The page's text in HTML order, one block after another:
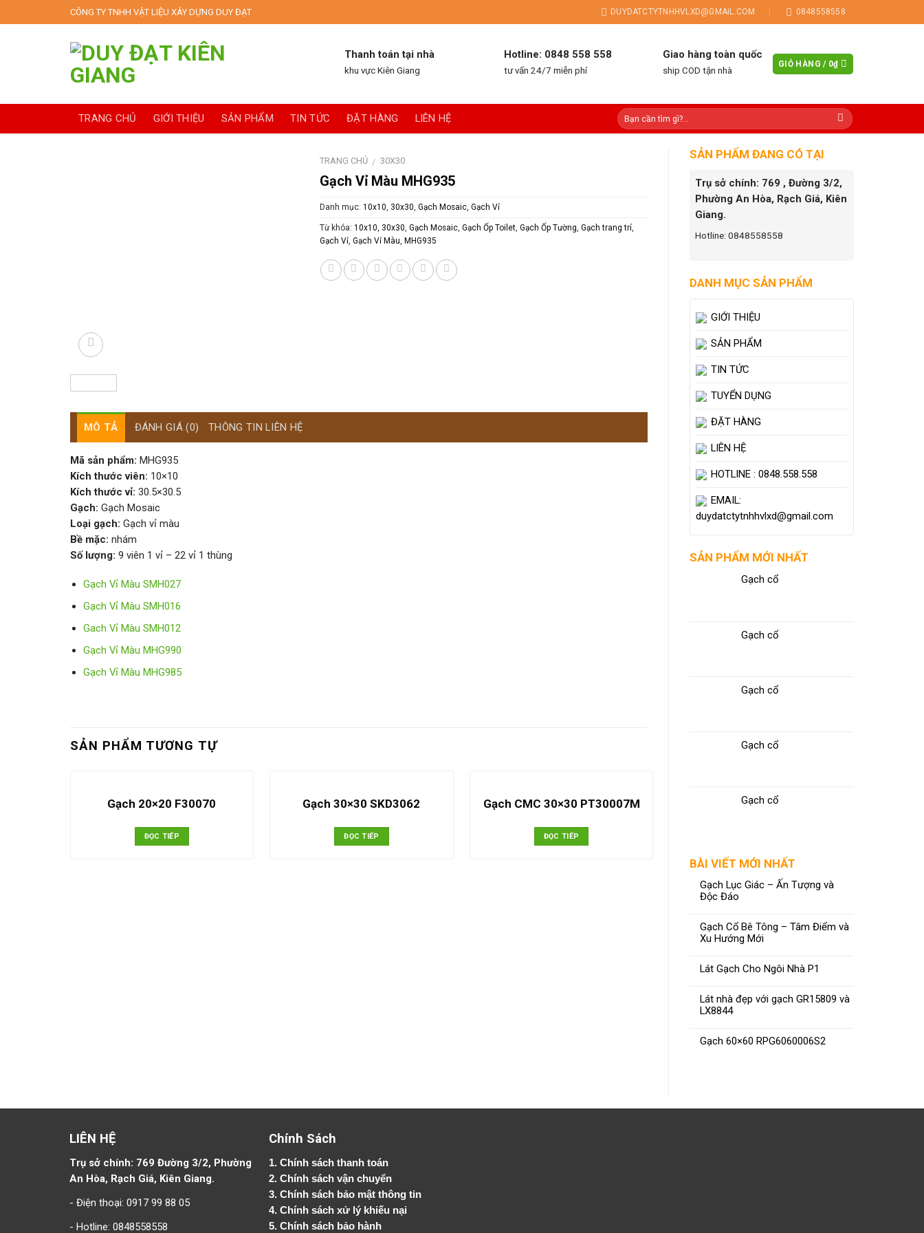
to
CÔNG TY TNHH VẬT LIỆU XÂY DỰNG DUY ĐẠT DUYDATCTYTNHHVLXD@GMAIL.COM 0848558558
Thanh toán tại nhà
khu vực Kiên Giang
Hotline: 0848 558 558
tư vấn 24/7 miễn phí
Giao hàng toàn quốc
ship COD tận nhà
GIỎ HÀNG / 0₫
TRANG CHỦ GIỚI THIỆU SẢN PHẨM TIN TỨC ĐẶT HÀNG LIÊN HỆ
TRANG CHỦ / 30X30
Gạch Vỉ Màu MHG935
Danh mục: 10x10, 30x30, Gạch Mosaic, Gạch Vỉ
Từ khóa: 10x10, 30x30, Gạch Mosaic, Gạch Ốp Toilet, Gạch Ốp Tường, Gạch trang trí,
Gạch Vỉ, Gạch Vỉ Màu, MHG935
MÔ TẢ ĐÁNH GIÁ (0) THÔNG TIN LIÊN HỆ
Mã sản phẩm: MHG935
Kích thước viên: 10×10
Kích thước vỉ: 30.5×30.5
Gạch: Gạch Mosaic
Loại gạch: Gạch vỉ màu
Bề mặc: nhám
Số lượng: 9 viên 1 vỉ – 22 vỉ 1 thùng
Gạch Vỉ Màu SMH027
Gạch Vỉ Màu SMH016
Gach Vỉ Màu SMH012
Gạch Vỉ Màu MHG990
Gạch Vỉ Màu MHG985
SẢN PHẨM TƯƠNG TỰ
Gạch 20×20 F30070
ĐỌC TIẾP
Gạch 30×30 SKD3062
ĐỌC TIẾP
Gạch CMC 30×30 PT30007M
ĐỌC TIẾP
Gạch CMC 30×30 DGS3062
ĐỌC TIẾP
SẢN PHẨM ĐANG CÓ TẠI
Trụ sở chính: 769 , Đường 3/2,
Phường An Hòa, Rạch Giá, Kiên
Giang.
Hotline: 0848558558
DANH MỤC SẢN PHẨM
GIỚI THIỆU
SẢN PHẨM
TIN TỨC
TUYỂN DỤNG
ĐẶT HÀNG
LIÊN HỆ
HOTLINE : 0848.558.558
EMAIL:
duydatctytnhhvlxd@gmail.com
SẢN PHẨM MỚI NHẤT
Gạch cổ
Gạch cổ
Gạch cổ
Gạch cổ
Gạch cổ
BÀI VIẾT MỚI NHẤT
Gạch Lục Giác – Ấn Tượng và
Độc Đáo
Gạch Cổ Bê Tông – Tâm Điểm và
Xu Hướng Mới
Lát Gạch Cho Ngôi Nhà P1
Lát nhà đẹp với gạch GR15809 và
LX8844
Gạch 60×60 RPG6060006S2
LIÊN HỆ
Trụ sở chính: 769 Đường 3/2, Phường
An Hòa, Rạch Giá, Kiên Giang.
- Điện thoại: 0917 99 88 05
- Hotline: 0848558558
Chính Sách
1.Chính sách thanh toán
2.Chính sách vận chuyển
3. Chính sách bảo mật thông tin
4.Chính sách xử lý khiếu nại
5.Chính sách bảo hành